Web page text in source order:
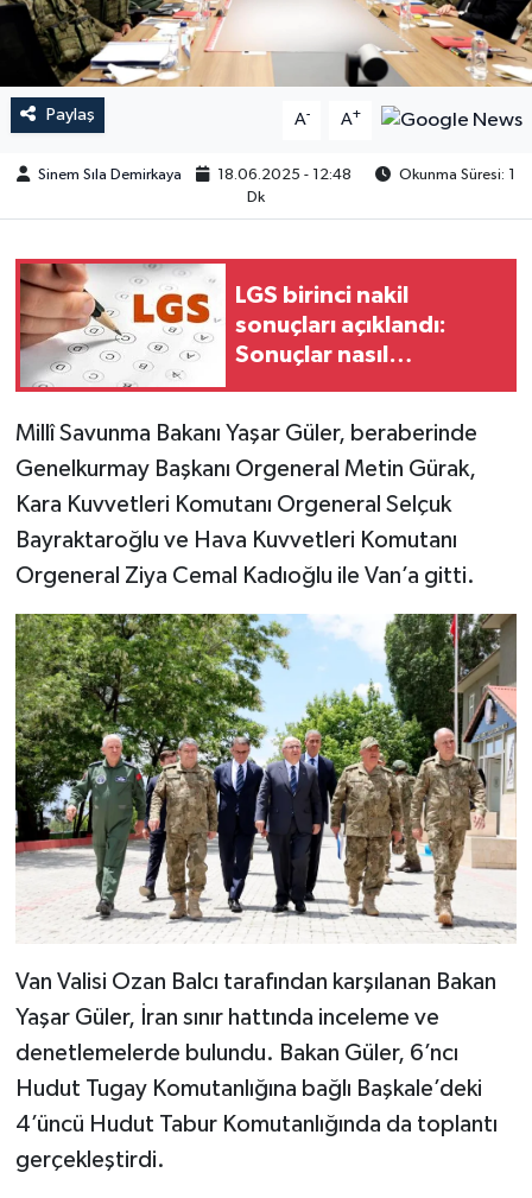
Paylaş A- A+
Sinem Sıla Demirkaya 18.06.2025 - 12:48
Okunma Süresi: 1
Dk
LGS birinci nakil
sonuçları açıklandı:
Sonuçlar nasıl
Millî Savunma Bakanı Yaşar Güler, beraberinde
Genelkurmay Başkanı Orgeneral Metin Gürak,
Kara Kuvvetleri Komutanı Orgeneral Selçuk
Bayraktaroğlu ve Hava Kuvvetleri Komutanı
Orgeneral Ziya Cemal Kadıoğlu ile Van’a gitti.
Van Valisi Ozan Balcı tarafından karşılanan Bakan
Yaşar Güler, İran sınır hattında inceleme ve
denetlemelerde bulundu. Bakan Güler, 6’ncı
Hudut Tugay Komutanlığına bağlı Başkale’deki
4’üncü Hudut Tabur Komutanlığında da toplantı
gerçekleştirdi.